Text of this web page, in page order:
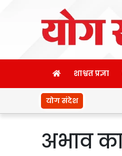
शाश्वत प्रज्ञा
योग संदेश
अभाव